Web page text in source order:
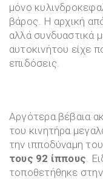
μόνο
βάρος. Η αρχική
αλλά συνδυαστικά
αυτοκινήτου είχε
επιδόσεις.
Αργότερα βέβαια
του κινητήρα
την ιπποδύναμη
τους 92 ίππους .
τοποθετήθηκε στην